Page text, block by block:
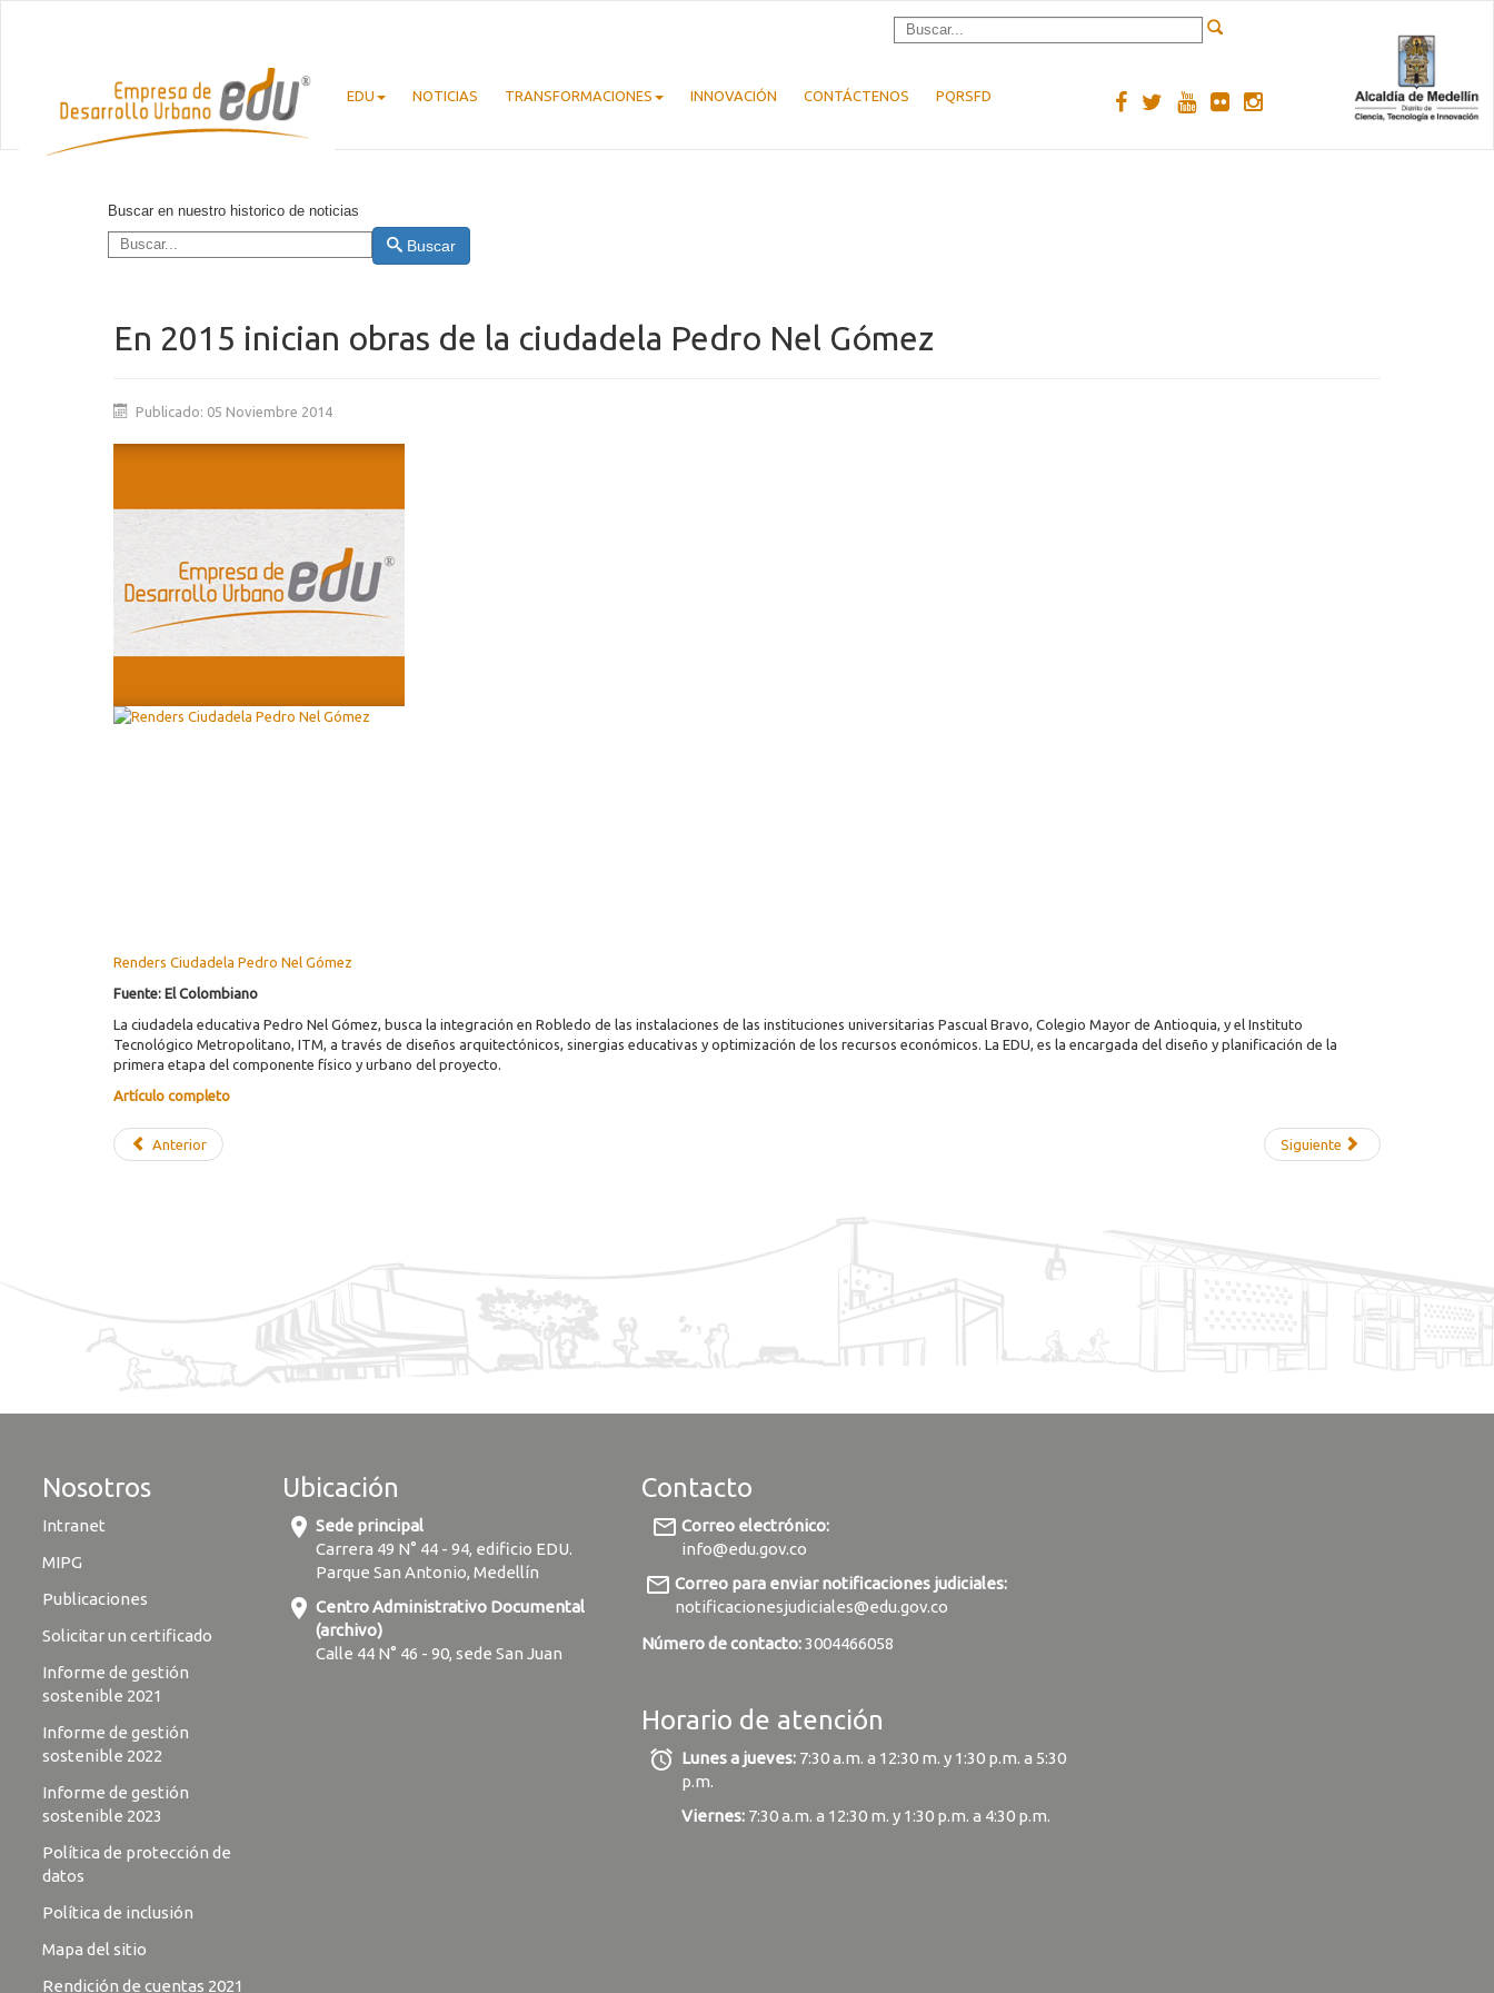
EDU NOTICIAS TRANSFORMACIONES INNOVACIÓN CONTÁCTENOS PQRSFD
Buscar en nuestro historico de noticias
Buscar
En 2015 inician obras de la ciudadela Pedro Nel Gómez
Publicado: 05 Noviembre 2014
Renders Ciudadela Pedro Nel Gómez
Fuente: El Colombiano
La ciudadela educativa Pedro Nel Gómez, busca la integración en Robledo de las instalaciones de las instituciones universitarias Pascual Bravo, Colegio Mayor de Antioquia, y el Instituto
Tecnológico Metropolitano, ITM, a través de diseños arquitectónicos, sinergias educativas y optimización de los recursos económicos. La EDU, es la encargada del diseño y planificación de la
primera etapa del componente físico y urbano del proyecto.
Artículo completo
Anterior Siguiente
Nosotros
Intranet
MIPG
Publicaciones
Solicitar un certificado
Informe de gestión
sostenible 2021
Informe de gestión
sostenible 2022
Informe de gestión
sostenible 2023
Política de protección de
datos
Política de inclusión
Mapa del sitio
Rendición de cuentas 2021
Ubicación
location_on Sede principal
Carrera 49 N° 44 - 94, edificio EDU.
Parque San Antonio, Medellín
location_on Centro Administrativo Documental
(archivo)
Calle 44 N° 46 - 90, sede San Juan
Contacto
mail_outline Correo electrónico:
info@edu.gov.co
mail_outline Correo para enviar notificaciones judiciales:
notificacionesjudiciales@edu.gov.co
Número de contacto:3004466058
Horario de atención
alarm Lunes a jueves: 7:30 a.m. a 12:30 m. y 1:30 p.m. a 5:30
p.m.
Viernes: 7:30 a.m. a 12:30 m. y 1:30 p.m. a 4:30 p.m.